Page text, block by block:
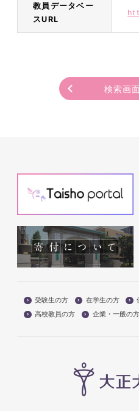
教員データベー
スURL
検索画
受験生の方 在学生の方
高校教員の方
企業・一般の方